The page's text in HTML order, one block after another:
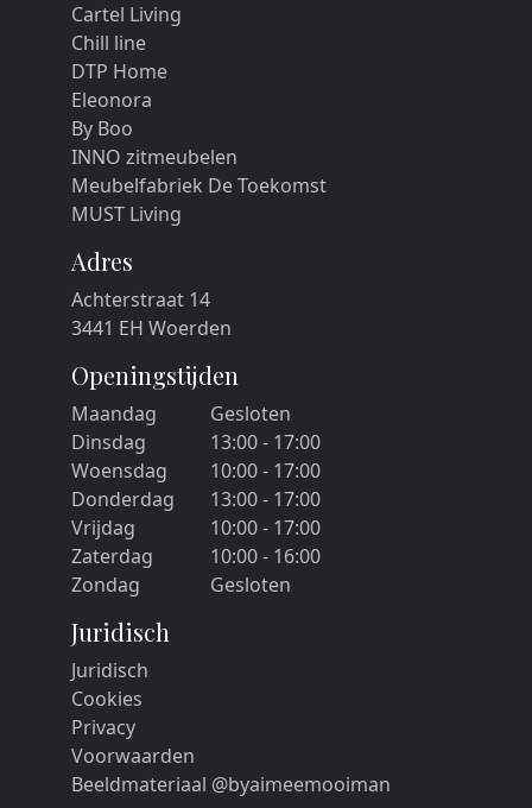
Cartel Living
Chill line
DTP Home
Eleonora
By Boo
INNO zitmeubelen
Meubelfabriek De Toekomst
MUST Living
Adres
Achterstraat 14
3441 EH Woerden
Openingstijden
Maandag
Gesloten
Dinsdag
13:00 - 17:00
Woensdag
10:00 - 17:00
Donderdag
13:00 - 17:00
Vrijdag
10:00 - 17:00
Zaterdag
10:00 - 16:00
Zondag
Gesloten
Juridisch
Juridisch
Cookies
Privacy
Voorwaarden
Beeldmateriaal @byaimeemooiman